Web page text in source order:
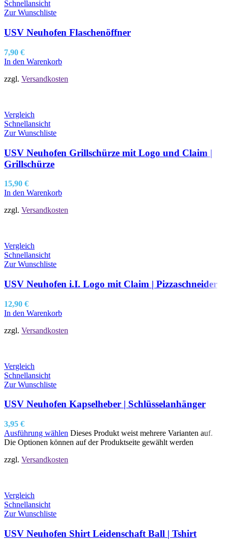
Schnellansicht
Zur Wunschliste
USV Neuhofen Flaschenöffner
7,90 €
In den Warenkorb
zzgl. Versandkosten
Vergleich
Schnellansicht
Zur Wunschliste
USV Neuhofen Grillschürze mit Logo und Claim |
Grillschürze
15,90 €
In den Warenkorb
zzgl. Versandkosten
Vergleich
Schnellansicht
Zur Wunschliste
USV Neuhofen i.I. Logo mit Claim | Pizzaschneider
12,90 €
In den Warenkorb
zzgl. Versandkosten
Vergleich
Schnellansicht
Zur Wunschliste
USV Neuhofen Kapselheber | Schlüsselanhänger
3,95 €
Ausführung wählen Dieses Produkt weist mehrere Varianten auf.
Die Optionen können auf der Produktseite gewählt werden
zzgl. Versandkosten
Vergleich
Schnellansicht
Zur Wunschliste
USV Neuhofen Shirt Leidenschaft Ball | Tshirt